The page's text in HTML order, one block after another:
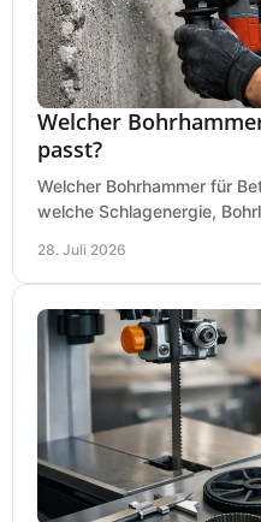
Welcher
passt?
Welcher Bohrhammer für
welche Schlagenergie,
28. Juli 2026